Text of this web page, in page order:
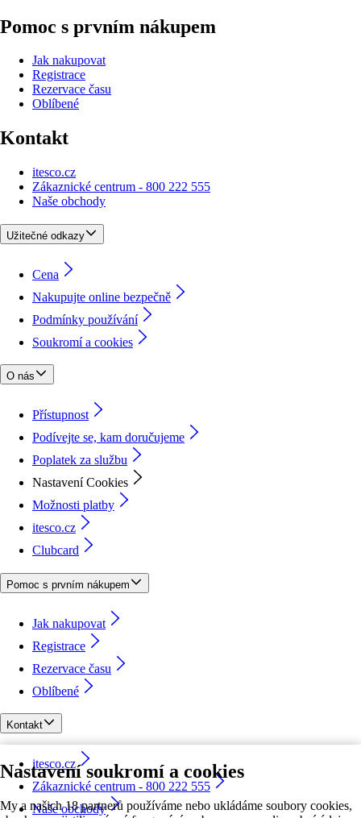
Nastavení soukromí a cookies
My a našich 18 partnerů používáme nebo ukládáme soubory cookies,
Pomoc s prvním nákupem
Jak nakupovat
Registrace
Rezervace času
Oblíbené
Kontakt
itesco.cz
Zákaznické centrum - 800 222 555
Naše obchody
Užitečné odkazy
Cena
Nakupujte online bezpečně
Podmínky používání
Soukromí a cookies
O nás
Přístupnost
Podívejte se, kam doručujeme
Poplatek za službu
Nastavení Cookies
Možnosti platby
itesco.cz
Clubcard
Pomoc s prvním nákupem
Jak nakupovat
Registrace
Rezervace času
Oblíbené
Kontakt
itesco.cz
Zákaznické centrum - 800 222 555
Naše obchody